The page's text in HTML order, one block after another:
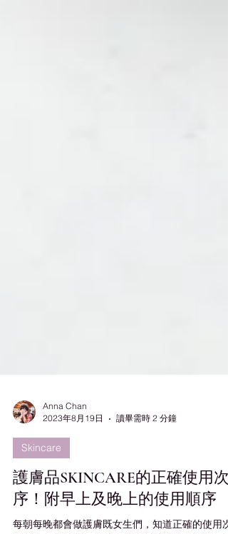
Anna Chan
2023年8月19日
讀畢需時 2 分鐘
Skincare
護膚品SKINCARE的正確使用次